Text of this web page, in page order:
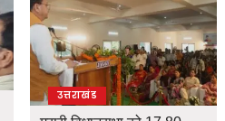
उत्तराखंड